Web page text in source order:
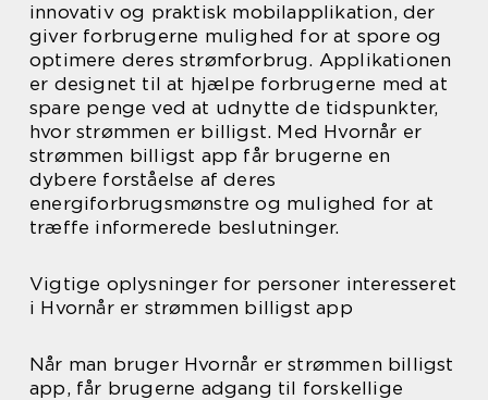
innovativ og praktisk mobilapplikation, der
giver forbrugerne mulighed for at spore og
optimere deres strømforbrug. Applikationen
er designet til at hjælpe forbrugerne med at
spare penge ved at udnytte de tidspunkter,
hvor strømmen er billigst. Med Hvornår er
strømmen billigst app får brugerne en
dybere forståelse af deres
energiforbrugsmønstre og mulighed for at
træffe informerede beslutninger.
Vigtige oplysninger for personer interesseret
i Hvornår er strømmen billigst app
Når man bruger Hvornår er strømmen billigst
app, får brugerne adgang til forskellige